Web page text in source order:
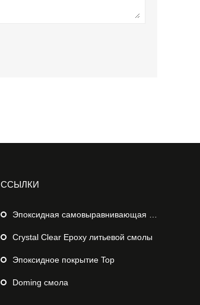
ССЫЛКИ
Эпоксидная самовыравнивающая Напольное покрытие
Crystal Clear Epoxy литьевой смолы
Эпоксидное покрытие Top
Doming смола